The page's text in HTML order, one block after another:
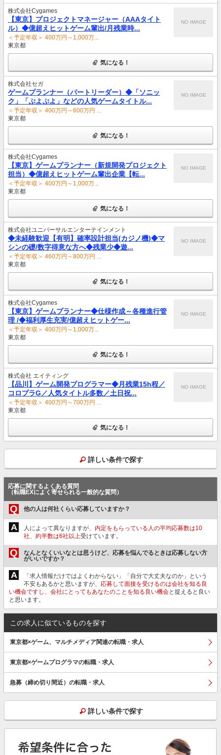
株式会社Cygames
【東京】プロジェクトマネージャー（AAAタイト
ル）◆億超えヒットゲーム輩出/月残業時...
＜予定年収＞ 400万円～1,000万...
東京都
NO IMAGE
気になる！
株式会社セガ
ゲームプランナー（パートリーダー）◆「ソニッ
ク」「ぷよぷよ」などの人気ゲームタイトル...
＜予定年収＞ 400万円～600万円 ...
東京都
NO IMAGE
気になる！
株式会社Cygames
【東京】ゲームプランナー（新規開発プロジェクト
担当）◆億超えヒットゲーム輩出企業【転...
＜予定年収＞ 400万円～1,000万...
東京都
NO IMAGE
気になる！
株式会社ユニバーサルエンターテインメント
◆未経験歓迎【有明】確率設計担当(カジノ機)◆マ
シンの礎/数字得意な方へ◆残業少◆遊...
＜予定年収＞ 460万円～800万円 ...
東京都
NO IMAGE
気になる！
株式会社Cygames
【東京】ゲームプランナー◆仕様作成～各種進行管
理 /◆福利厚生充実/億超えヒットゲー...
＜予定年収＞ 400万円～1,000万...
東京都
NO IMAGE
気になる！
株式会社 エイティング
【品川】ゲーム開発プログラマー◆月残業15h程／
コロプラG／人気タイトル多数／土日祝...
＜予定年収＞ 400万円～700万円 ...
東京都
NO IMAGE
気になる！
詳しい条件で探す
応募に関するよくある質問
（転職EXによく寄せられる一般的な質問）
Q 他の人は何社くらい応募していますか？
A 人によって異なりますが、 内定をもらっている人の平均応募数は10
社、約半数は6社以上受けています。
Q
なんとなくいいなとは思うけど、応募を悩んでるときは応募しない方
がいいですか？
A
「求人情報だけではよくわからない」「自分で大丈夫なのか」という
不安もあるかと思いますが、 応募して面接を受けるのは会社を知る良
い機会ですし、会社にとってもあなたのことを知る良い機会と捉えると良い
と思います。
この求人に似ているものを探す
東京都×ゲーム、マルチメディア関連の転職・求人
東京都×ゲームプログラマの転職・求人
急募（締め切り間近）の転職・求人
詳しい条件で探す